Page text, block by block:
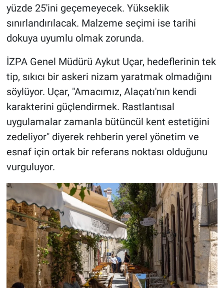
yüzde 25'ini geçemeyecek. Yükseklik
sınırlandırılacak. Malzeme seçimi ise tarihi
dokuya uyumlu olmak zorunda.
İZPA Genel Müdürü Aykut Uçar, hedeflerinin tek
tip, sıkıcı bir askeri nizam yaratmak olmadığını
söylüyor. Uçar, "Amacımız, Alaçatı'nın kendi
karakterini güçlendirmek. Rastlantısal
uygulamalar zamanla bütüncül kent estetiğini
zedeliyor" diyerek rehberin yerel yönetim ve
esnaf için ortak bir referans noktası olduğunu
vurguluyor.